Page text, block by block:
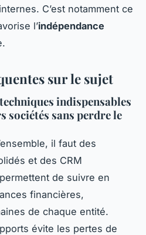
C’est notamment ce
l’indépendance
sur le sujet
indispensables
sans perdre le
il faut des
et des CRM
de suivre en
financières,
de chaque entité.
évite les pertes de